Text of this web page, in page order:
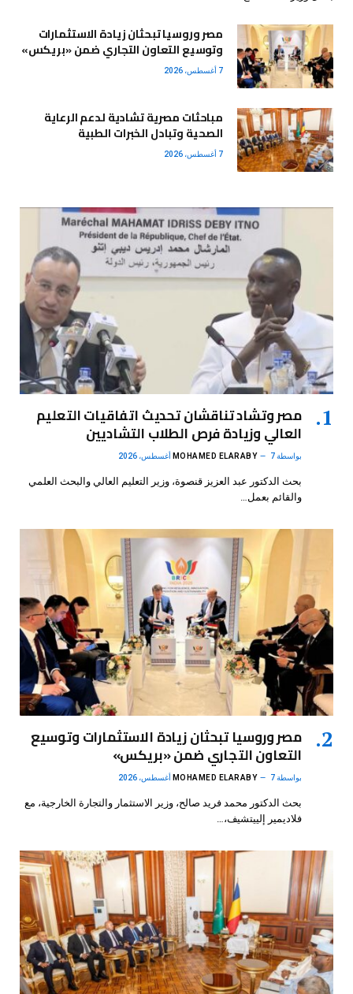
مصر وروسيا تبحثان زيادة الاستثمارات
وتوسيع التعاون التجاري ضمن «بريكس»
7 أغسطس، 2026
مباحثات مصرية تشادية لدعم الرعاية
الصحية وتبادل الخبرات الطبية
7 أغسطس، 2026
مصر وتشاد تناقشان تحديث اتفاقيات التعليم
العالي وزيادة فرص الطلاب التشاديين
بواسطة MOHAMED ELARABY 7 أغسطس، 2026
بحث الدكتور عبد العزيز قنصوة، وزير التعليم العالي والبحث العلمي
والقائم بعمل…
مصر وروسيا تبحثان زيادة الاستثمارات وتوسيع
التعاون التجاري ضمن «بريكس»
بواسطة MOHAMED ELARABY 7 أغسطس، 2026
بحث الدكتور محمد فريد صالح، وزير الاستثمار والتجارة الخارجية، مع
فلاديمير إلييتشيف،…